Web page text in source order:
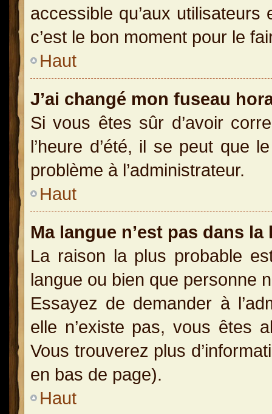
accessible qu’aux
c’est le bon moment pour le
Haut
J’ai changé mon fuseau
Si vous êtes sûr d’avoir
l’heure d’été, il se peut que
problème à l’administrateur.
Haut
Ma langue n’est pas dans la
La raison la plus probable
langue ou bien que personne
Essayez de demander à
elle n’existe pas, vous êtes
Vous trouverez plus
en bas de page).
Haut